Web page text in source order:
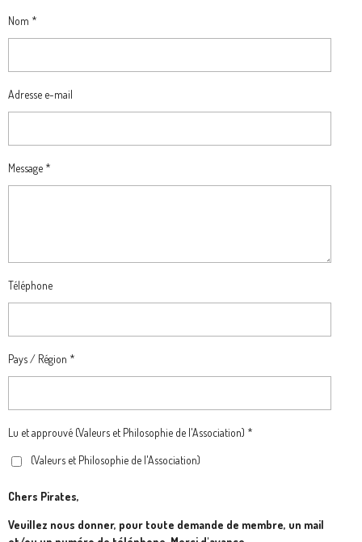
Nom *
Adresse e-mail
Message *
Téléphone
Pays / Région *
Lu et approuvé (Valeurs et Philosophie de l'Association) *
(Valeurs et Philosophie de l'Association)
Chers Pirates,
Veuillez nous donner, pour toute demande de membre, un mail